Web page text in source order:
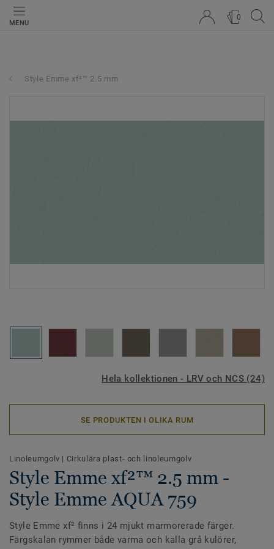
MENU
0
Style Emme xf²™ 2.5 mm
Hela kollektionen - LRV och NCS (24)
SE PRODUKTEN I OLIKA RUM
Linoleumgolv | Cirkulära plast- och linoleumgolv
Style Emme xf²™ 2.5 mm -
Style Emme AQUA 759
Style Emme xf² finns i 24 mjukt marmorerade färger.
Färgskalan rymmer både varma och kalla grå kulörer,